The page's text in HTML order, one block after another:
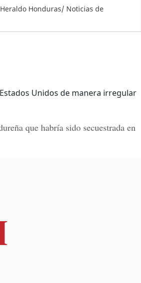
Honduras/ Noticias de
Unidos de manera irregular
que habría sido secuestrada en